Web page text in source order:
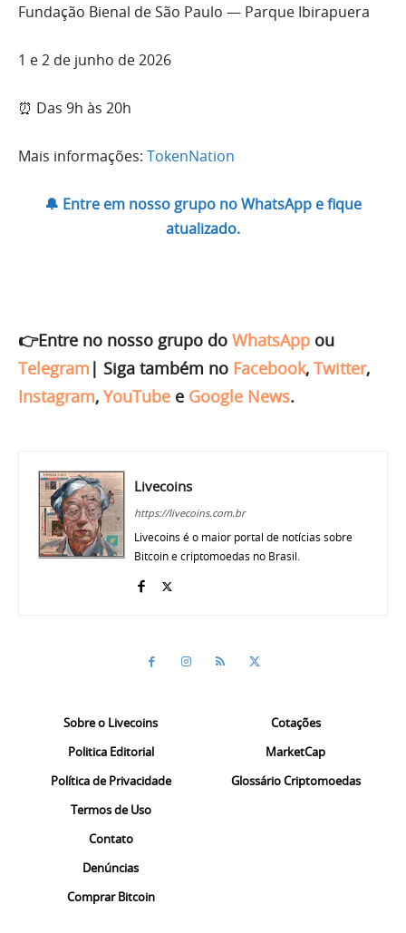
Fundação Bienal de São Paulo — Parque Ibirapuera
1 e 2 de junho de 2026
⏰ Das 9h às 20h
Mais informações: TokenNation
🔔 Entre em nosso grupo no WhatsApp e fique
atualizado.
👉Entre no nosso grupo do WhatsApp ou
Telegram | Siga também no Facebook, Twitter,
Instagram, YouTube e Google News.
Livecoins
https://livecoins.com.br
Livecoins é o maior portal de notícias sobre
Bitcoin e criptomoedas no Brasil.
Sobre o Livecoins
Politica Editorial
Política de Privacidade
Termos de Uso
Contato
Denúncias
Comprar Bitcoin
Cotações
MarketCap
Glossário Criptomoedas